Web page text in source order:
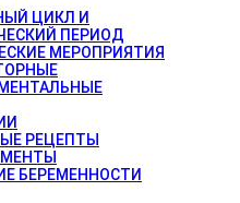
ЦИКЛ И
ПЕРИОД
МЕРОПРИЯТИЯ
РЕЦЕПТЫ
БЕРЕМЕННОСТИ